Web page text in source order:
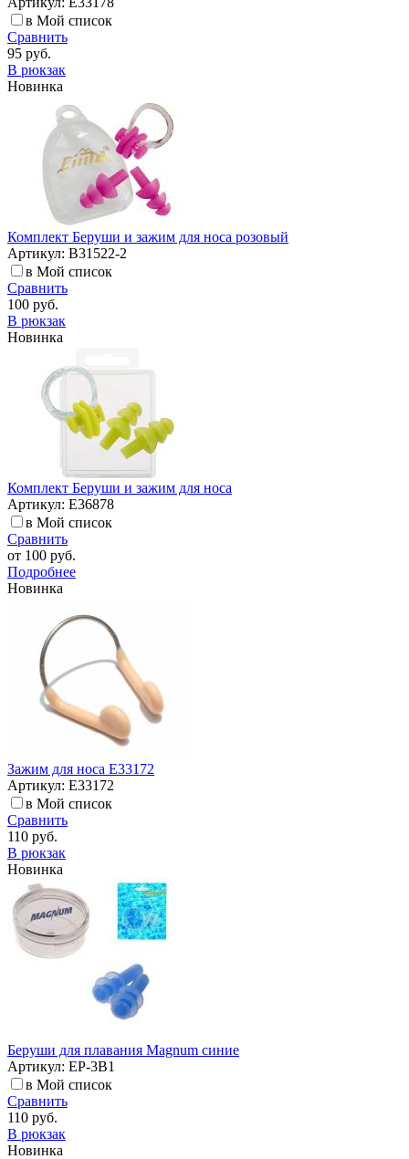
в Мой список
Сравнить
95 руб.
В рюкзак
Новинка
Комплект Беруши и зажим для носа розовый
Артикул: B31522-2
в Мой список
Сравнить
100 руб.
В рюкзак
Новинка
Комплект Беруши и зажим для носа
Артикул: E36878
в Мой список
Сравнить
от 100 руб.
Подробнее
Новинка
Зажим для носа E33172
Артикул: E33172
в Мой список
Сравнить
110 руб.
В рюкзак
Новинка
Беруши для плавания Magnum синие
Артикул: EP-3B1
в Мой список
Сравнить
110 руб.
В рюкзак
Новинка